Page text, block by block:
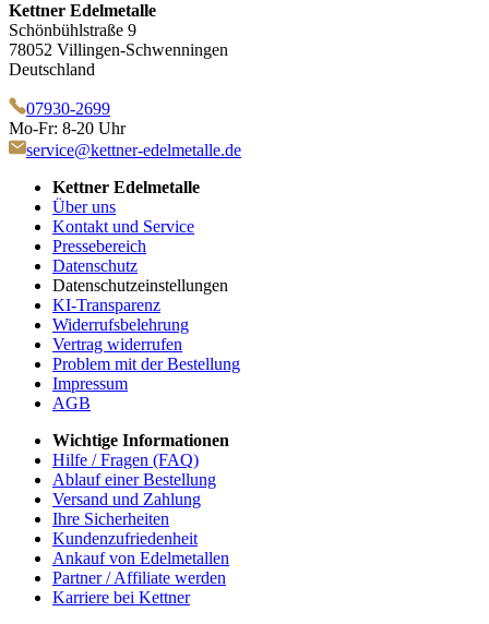
Kettner Edelmetalle
Schönbühlstraße 9
78052 Villingen-Schwenningen
Deutschland
07930-2699
Mo-Fr: 8-20 Uhr
service@kettner-edelmetalle.de
Kettner Edelmetalle
Über uns
Kontakt und Service
Pressebereich
Datenschutz
Datenschutzeinstellungen
KI-Transparenz
Widerrufsbelehrung
Vertrag widerrufen
Problem mit der Bestellung
Impressum
AGB
Wichtige Informationen
Hilfe / Fragen (FAQ)
Ablauf einer Bestellung
Versand und Zahlung
Ihre Sicherheiten
Kundenzufriedenheit
Ankauf von Edelmetallen
Partner / Affiliate werden
Karriere bei Kettner